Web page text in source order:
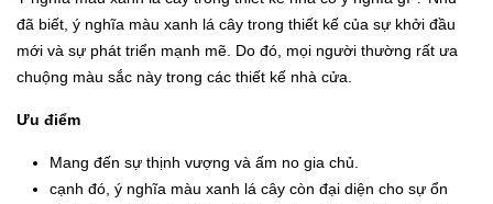
đã biết, ý nghĩa màu xanh lá cây trong thiết kế của sự khởi đầu
mới và sự phát triển mạnh mẽ. Do đó, mọi người thường rất ưa
chuộng màu sắc này trong các thiết kế nhà cửa.
Ưu điểm
Mang đến sự thịnh vượng và ấm no gia chủ.
cạnh đó, ý nghĩa màu xanh lá cây còn đại diện cho sự ổn